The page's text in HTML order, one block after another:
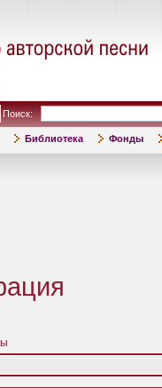
Поиск:
Библиотека Фонды